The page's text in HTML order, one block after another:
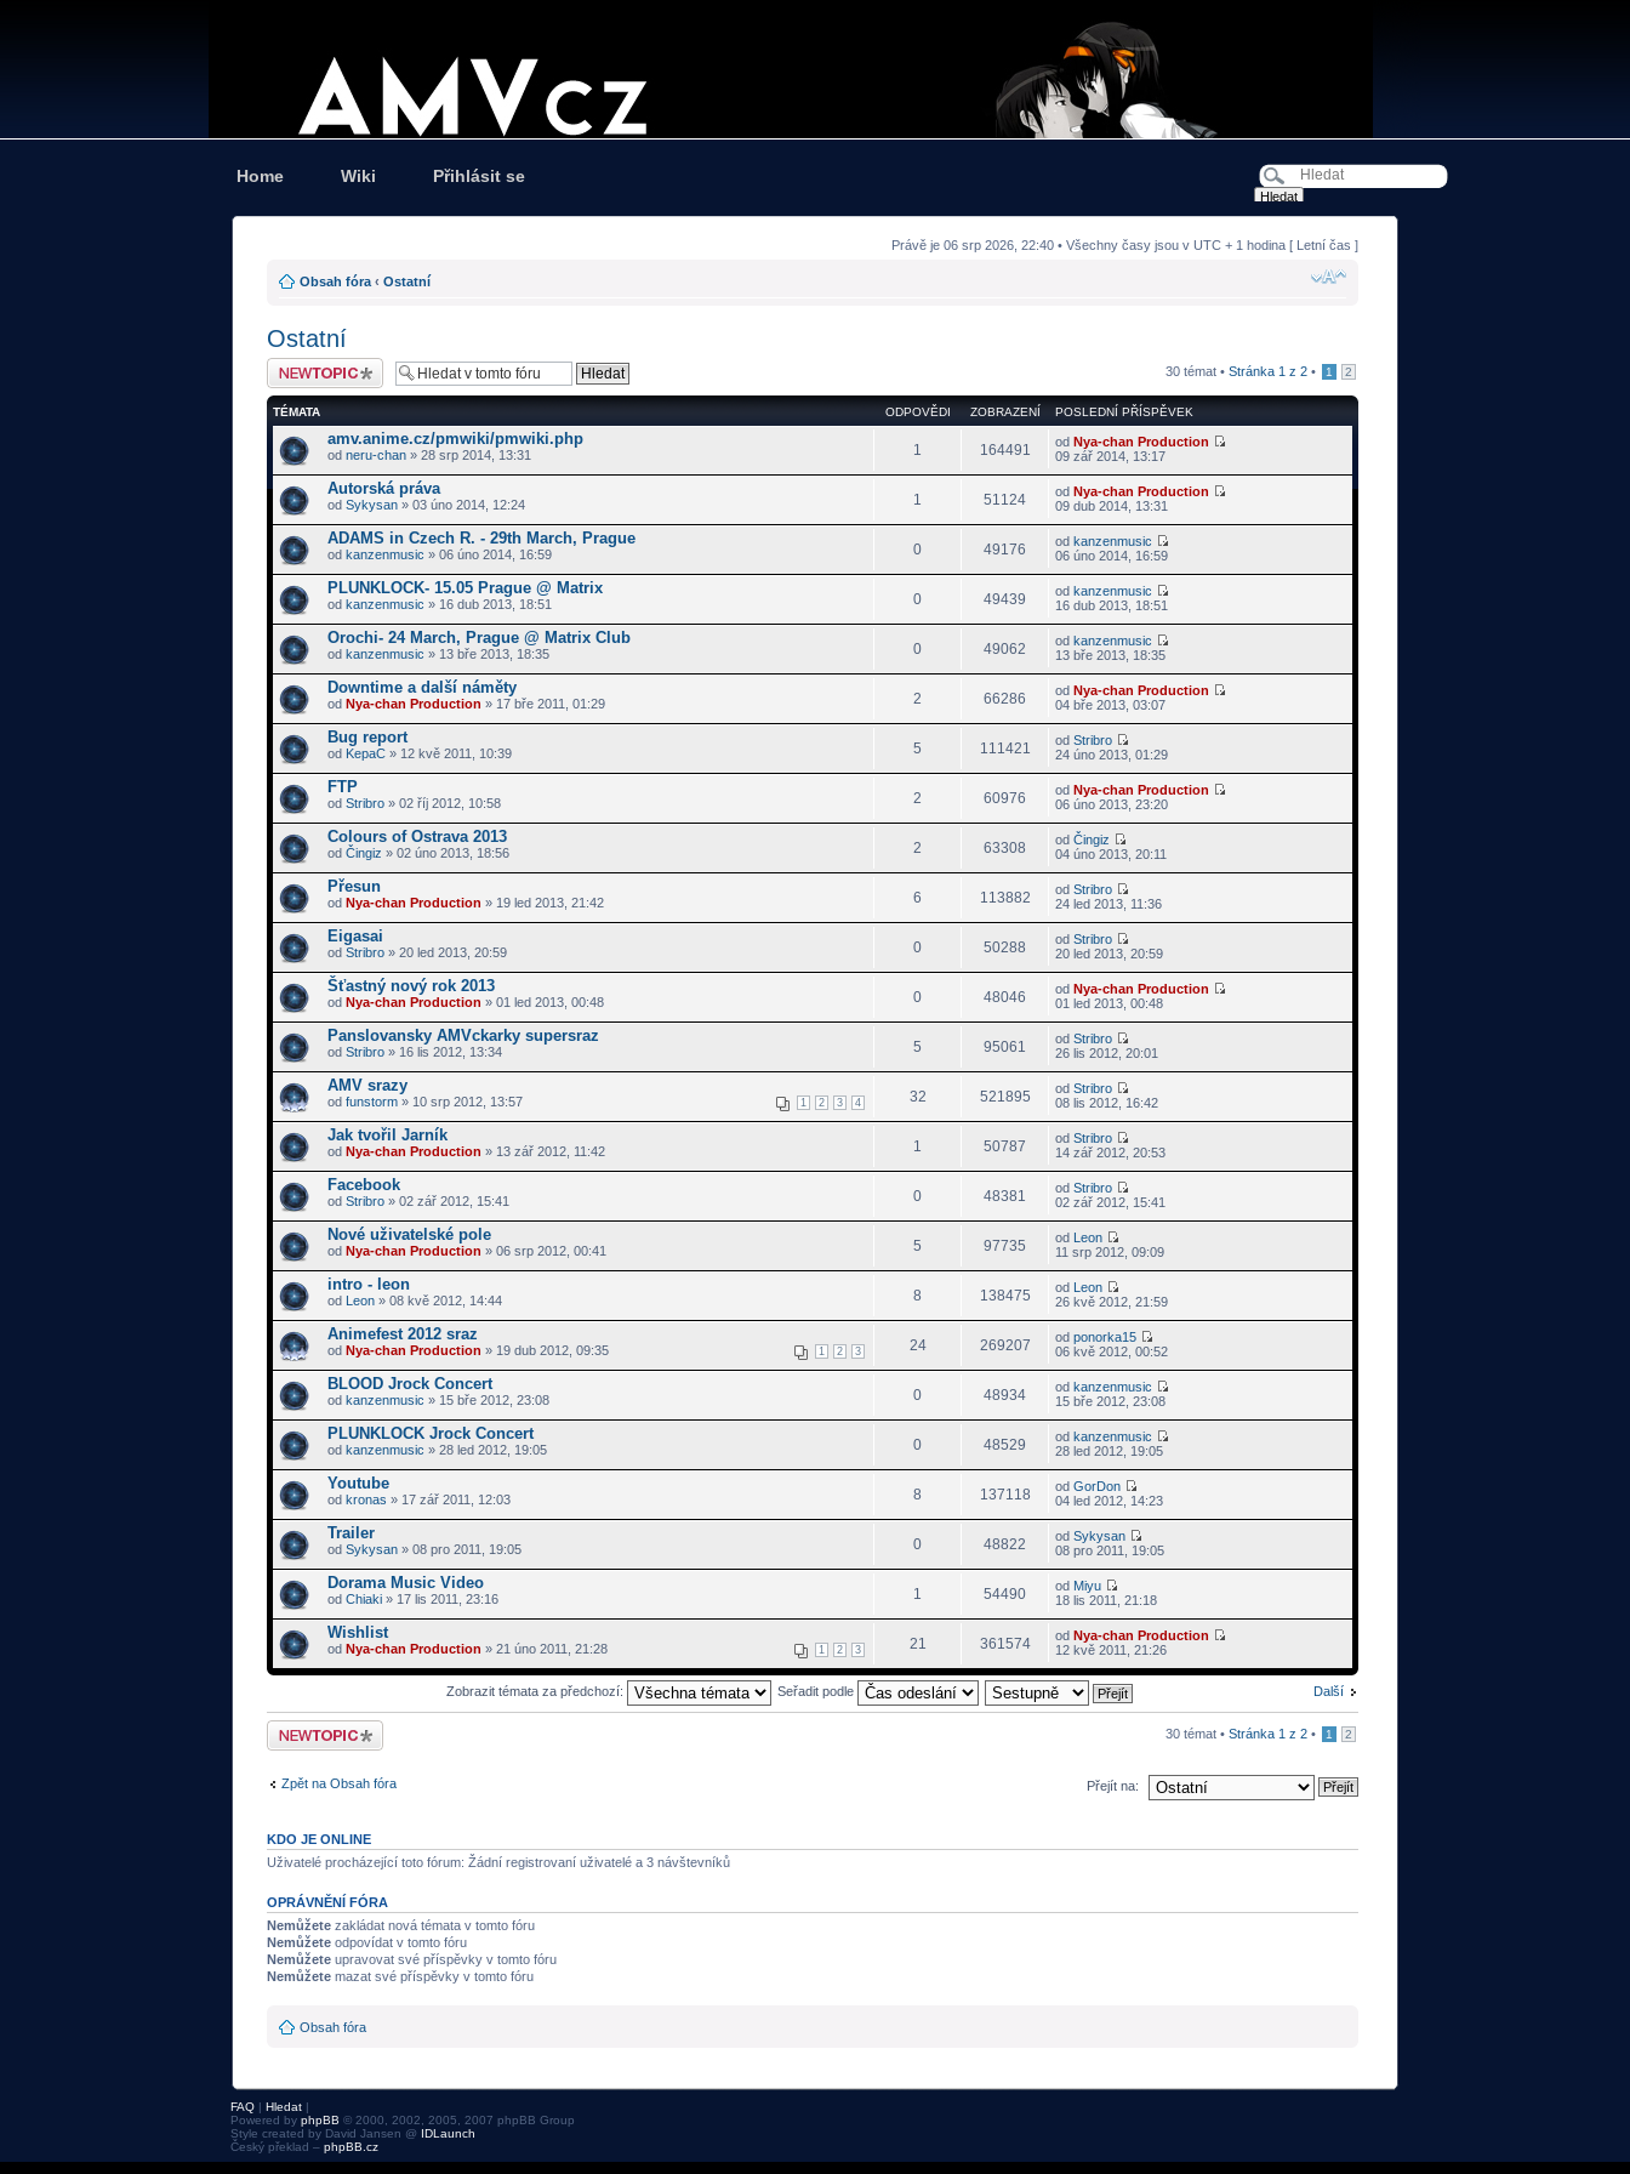
Home Wiki Přihlásit se
Právě je 06 srp 2026, 22:40 • Všechny časy jsou v UTC + 1 hodina [ Letní čas ]
Obsah fóra ‹ Ostatní
Ostatní
Odeslat nové téma 30 témat • Stránka 1 z 2 • 1 2
TÉMATA ODPOVĚDI ZOBRAZENÍ POSLEDNÍ PŘÍSPĚVEK
amv.anime.cz/pmwiki/pmwiki.php
od neru-chan » 28 srp 2014, 13:31 1 164491 odNya-chan Production
09 zář 2014, 13:17
Autorská práva
od Sykysan » 03 úno 2014, 12:24 1 51124 odNya-chan Production
09 dub 2014, 13:31
ADAMS in Czech R. - 29th March, Prague
od kanzenmusic » 06 úno 2014, 16:59 0 49176 odkanzenmusic
06 úno 2014, 16:59
PLUNKLOCK- 15.05 Prague @ Matrix
od kanzenmusic » 16 dub 2013, 18:51 0 49439 odkanzenmusic
16 dub 2013, 18:51
Orochi- 24 March, Prague @ Matrix Club
od kanzenmusic » 13 bře 2013, 18:35 0 49062 odkanzenmusic
13 bře 2013, 18:35
Downtime a další náměty
od Nya-chan Production » 17 bře 2011, 01:29 2 66286 odNya-chan Production
04 bře 2013, 03:07
Bug report
od KepaC » 12 kvě 2011, 10:39 5 111421 odStribro
24 úno 2013, 01:29
FTP
od Stribro » 02 říj 2012, 10:58 2 60976 odNya-chan Production
06 úno 2013, 23:20
Colours of Ostrava 2013
od Čingiz » 02 úno 2013, 18:56 2 63308 odČingiz
04 úno 2013, 20:11
Přesun
od Nya-chan Production » 19 led 2013, 21:42 6 113882 odStribro
24 led 2013, 11:36
Eigasai
od Stribro » 20 led 2013, 20:59 0 50288 odStribro
20 led 2013, 20:59
Šťastný nový rok 2013
od Nya-chan Production » 01 led 2013, 00:48 0 48046 odNya-chan Production
01 led 2013, 00:48
Panslovansky AMVckarky supersraz
od Stribro » 16 lis 2012, 13:34 5 95061 odStribro
26 lis 2012, 20:01
AMV srazy
1 2 3 4
od funstorm » 10 srp 2012, 13:57 32 521895 odStribro
08 lis 2012, 16:42
Jak tvořil Jarník
od Nya-chan Production » 13 zář 2012, 11:42 1 50787 odStribro
14 zář 2012, 20:53
Facebook
od Stribro » 02 zář 2012, 15:41 0 48381 odStribro
02 zář 2012, 15:41
Nové uživatelské pole
od Nya-chan Production » 06 srp 2012, 00:41 5 97735 od Leon
11 srp 2012, 09:09
intro - leon
od Leon » 08 kvě 2012, 14:44 8 138475 od Leon
26 kvě 2012, 21:59
Animefest 2012 sraz
1 2 3
od Nya-chan Production » 19 dub 2012, 09:35 24 269207 odponorka15
06 kvě 2012, 00:52
BLOOD Jrock Concert
od kanzenmusic » 15 bře 2012, 23:08 0 48934 odkanzenmusic
15 bře 2012, 23:08
PLUNKLOCK Jrock Concert
od kanzenmusic » 28 led 2012, 19:05 0 48529 odkanzenmusic
28 led 2012, 19:05
Youtube
od kronas » 17 zář 2011, 12:03 8 137118 odGorDon
04 led 2012, 14:23
Trailer
od Sykysan » 08 pro 2011, 19:05 0 48822 odSykysan
08 pro 2011, 19:05
Dorama Music Video
od Chiaki » 17 lis 2011, 23:16 1 54490 od Miyu
18 lis 2011, 21:18
Wishlist
1 2 3
od Nya-chan Production » 21 úno 2011, 21:28 21 361574 odNya-chan Production
12 kvě 2011, 21:26
Další
Zobrazit témata za předchozí: Seřadit podle
Odeslat nové téma 30 témat • Stránka 1 z 2 • 1 2
Zpět na Obsah fóra Přejít na:
KDO JE ONLINE
Uživatelé procházející toto fórum: Žádní registrovaní uživatelé a 3 návštevníků
OPRÁVNĚNÍ FÓRA
Nemůžete zakládat nová témata v tomto fóru
Nemůžete odpovídat v tomto fóru
Nemůžete upravovat své příspěvky v tomto fóru
Nemůžete mazat své příspěvky v tomto fóru
Obsah fóra
FAQ | Hledat |
Powered by phpBB © 2000, 2002, 2005, 2007 phpBB Group
Style created by David Jansen @ IDLaunch
Český překlad – phpBB.cz